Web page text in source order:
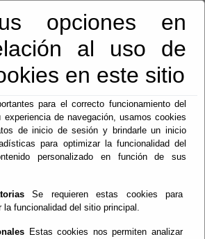
opciones en
al uso de
en este sitio
para el correcto funcionamiento del
de navegación, usamos cookies
de inicio de sesión y brindarle un inicio
para optimizar la funcionalidad del
personalizado en función de sus
Se requieren estas cookies para
la funcionalidad del sitio principal.
Estas cookies nos permiten analizar
950128113 centralita@macael.es